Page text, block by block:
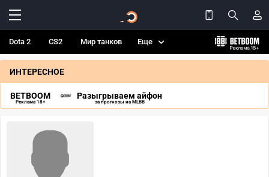
Dota 2 CS2 Мир танков Еще
ИНТЕРЕСНОЕ
BETBOOM
Реклама 18+
Разыгрываем айфон
за прогнозы на MLBB